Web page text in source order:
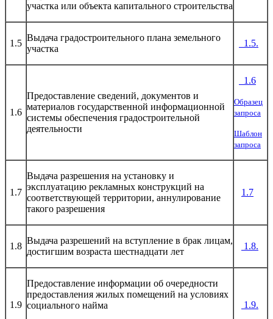
участка или объекта капитального строительства
1.5
Выдача градостроительного плана земельного
участка
1.5.
1.6
Предоставление сведений, документов и
материалов государственной информационной
системы обеспечения градостроительной
деятельности
1.6
Образец
запроса
Шаблон
запроса
1.7
Выдача разрешения на установку и
эксплуатацию рекламных конструкций на
соответствующей территории, аннулирование
такого разрешения
1.7
1.8
Выдача разрешений на вступление в брак лицам,
достигшим возраста шестнадцати лет
1.8.
1.9
Предоставление информации об очередности
предоставления жилых помещений на условиях
социального найма
1.9.